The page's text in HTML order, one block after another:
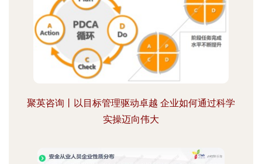
聚英咨询丨以目标管理驱动卓越 企业如何通过科学
实操迈向伟大